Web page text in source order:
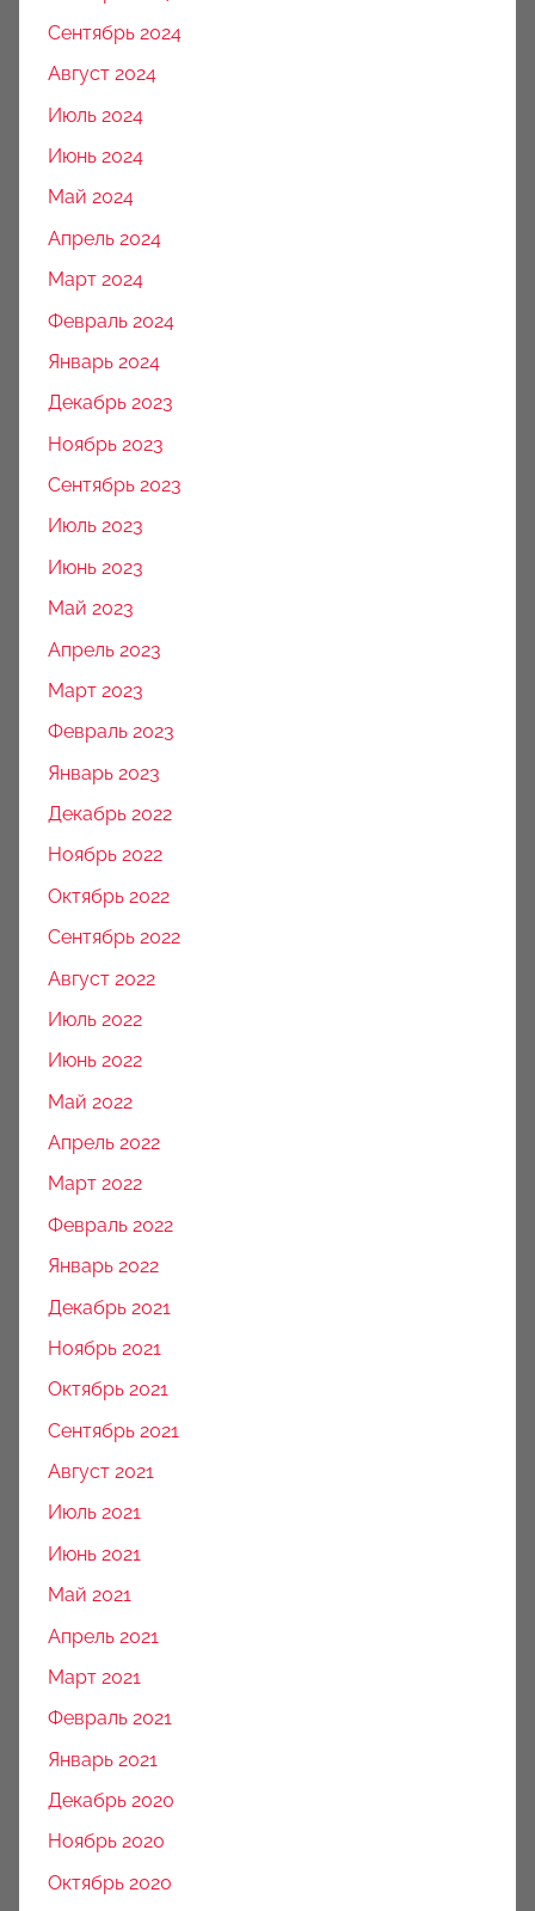
Сентябрь 2024
Август 2024
Июль 2024
Июнь 2024
Май 2024
Апрель 2024
Март 2024
Февраль 2024
Январь 2024
Декабрь 2023
Ноябрь 2023
Сентябрь 2023
Июль 2023
Июнь 2023
Май 2023
Апрель 2023
Март 2023
Февраль 2023
Январь 2023
Декабрь 2022
Ноябрь 2022
Октябрь 2022
Сентябрь 2022
Август 2022
Июль 2022
Июнь 2022
Май 2022
Апрель 2022
Март 2022
Февраль 2022
Январь 2022
Декабрь 2021
Ноябрь 2021
Октябрь 2021
Сентябрь 2021
Август 2021
Июль 2021
Июнь 2021
Май 2021
Апрель 2021
Март 2021
Февраль 2021
Январь 2021
Декабрь 2020
Ноябрь 2020
Октябрь 2020